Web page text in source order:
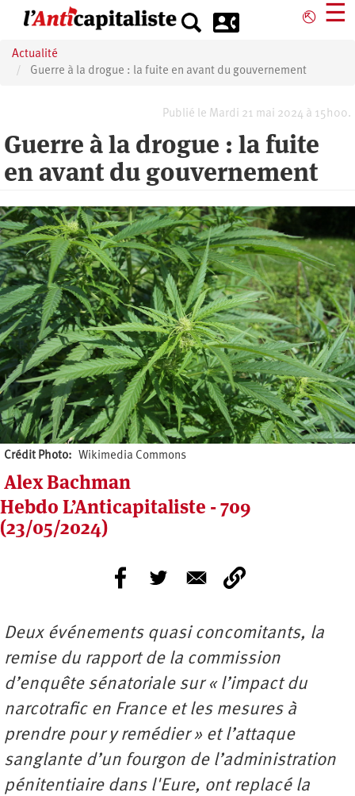
principal
⎋ ☰
Actualité
Guerre à la drogue : la fuite en avant du gouvernement
Publié le Mardi 21 mai 2024 à 15h00.
Guerre à la drogue : la fuite
en avant du gouvernement
Crédit Photo Wikimedia Commons
Alex Bachman
Hebdo L’Anticapitaliste - 709
(23/05/2024)
Deux événements quasi concomitants, la
remise du rapport de la commission
d’enquête sénatoriale sur « l’impact du
narcotrafic en France et les mesures à
prendre pour y remédier » et l’attaque
sanglante d’un fourgon de l’administration
pénitentiaire dans l'Eure, ont replacé la